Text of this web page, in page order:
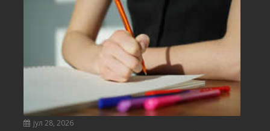
јул 28, 2026